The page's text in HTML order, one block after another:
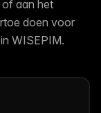
aan het
doen voor
WISEPIM.